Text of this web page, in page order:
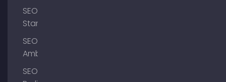
SEO
Starnberg
SEO
Amburgo
SEO